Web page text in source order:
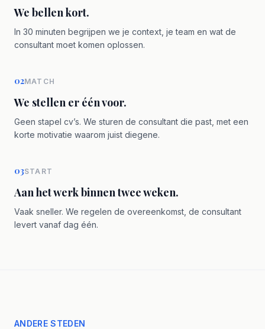
We bellen kort.
In 30 minuten begrijpen we je context, je team en wat de
consultant moet komen oplossen.
02MATCH
We stellen er één voor.
Geen stapel cv’s. We sturen de consultant die past, met een
korte motivatie waarom juist diegene.
03START
Aan het werk binnen twee weken.
Vaak sneller. We regelen de overeenkomst, de consultant
levert vanaf dag één.
ANDERE STEDEN